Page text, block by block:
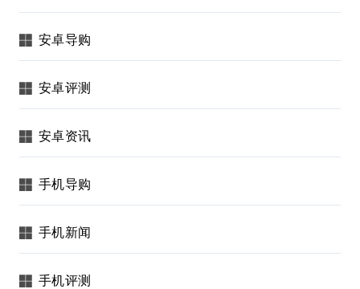
安卓导购
安卓评测
安卓资讯
手机导购
手机新闻
手机评测